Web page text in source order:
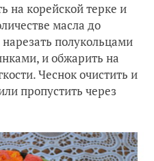
на корейской терке и
масла до
нарезать полукольцами
и обжарить на
Чеснок очистить и
пропустить через